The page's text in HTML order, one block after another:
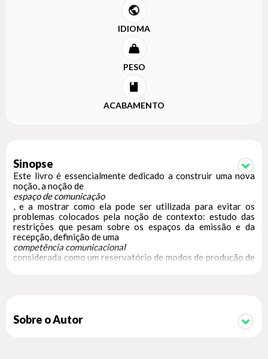
IDIOMA
PESO
ACABAMENTO
Sinopse
Este livro é essencialmente dedicado a construir uma nova
noção, a noção de
espaço de comunicação
, e a mostrar como ela pode ser utilizada para evitar os
problemas colocados pela noção de contexto: estudo das
restrições que pesam sobre os espaços da emissão e da
recepção, definição de uma
competência comunicacional
considerada como um reservatório de modos de produção de
documentos audiovisuais ou visuais em contextos
extremamente diversos. Por conseguinte, configura-se como
Sobre o Autor